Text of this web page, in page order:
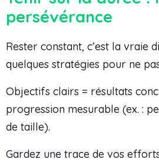
persévérance
Rester constant, c’est la vraie
quelques stratégies pour ne
Objectifs clairs = résultats
progression mesurable (ex. :
de taille).
Gardez une trace de vos